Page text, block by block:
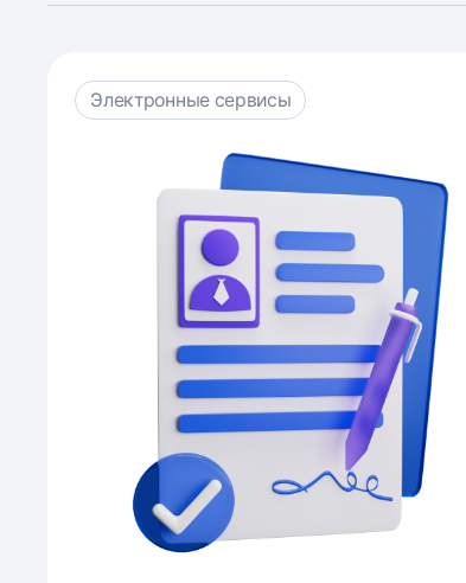
Электронные сервисы